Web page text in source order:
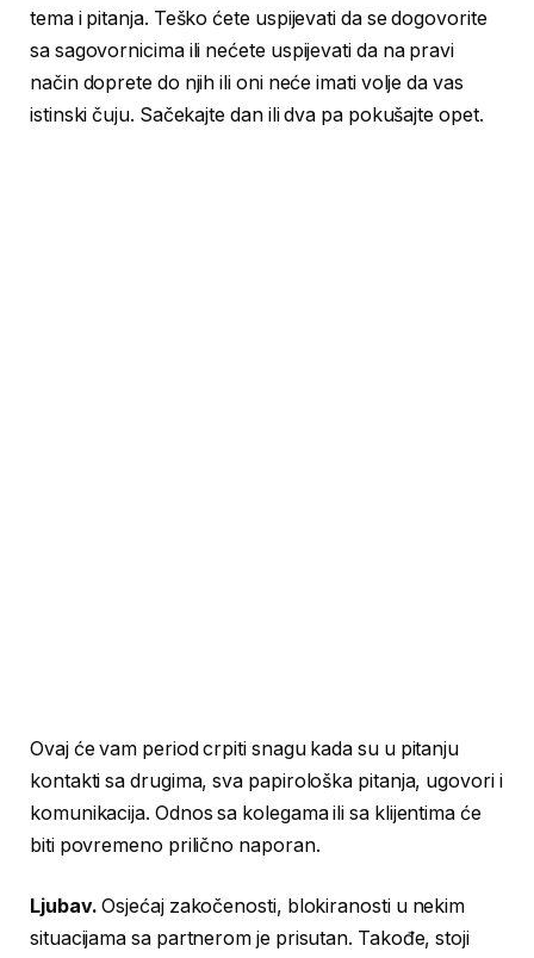
tema i pitanja. Teško ćete uspijevati da se dogovorite
sa sagovornicima ili nećete uspijevati da na pravi
način doprete do njih ili oni neće imati volje da vas
istinski čuju. Sačekajte dan ili dva pa pokušajte opet.
Ovaj će vam period crpiti snagu kada su u pitanju
kontakti sa drugima, sva papirološka pitanja, ugovori i
komunikacija. Odnos sa kolegama ili sa klijentima će
biti povremeno prilično naporan.
Ljubav. Osjećaj zakočenosti, blokiranosti u nekim
situacijama sa partnerom je prisutan. Takođe, stoji